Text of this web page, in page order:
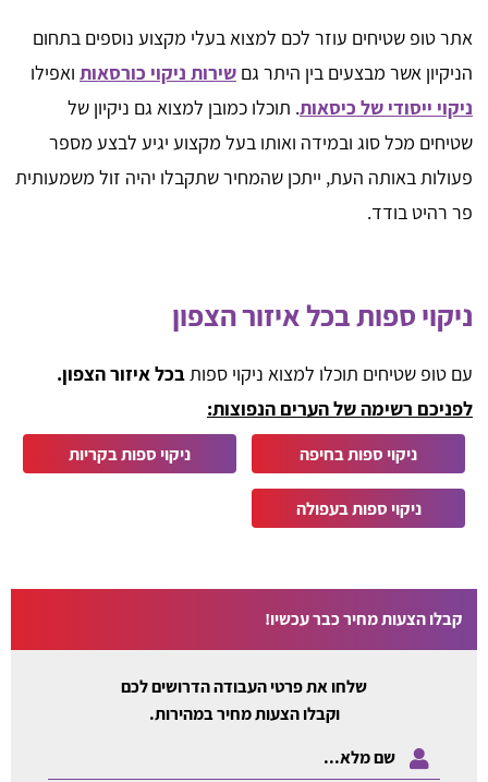
אתר טופ שטיחים עוזר לכם למצוא בעלי מקצוע נוספים בתחום
הניקיון אשר מבצעים בין היתר גם שירות ניקוי כורסאות ואפילו
ניקוי ייסודי של כיסאות. תוכלו כמובן למצוא גם ניקיון של
שטיחים מכל סוג ובמידה ואותו בעל מקצוע יגיע לבצע מספר
פעולות באותה העת, ייתכן שהמחיר שתקבלו יהיה זול משמעותית
פר רהיט בודד.
ניקוי ספות בכל איזור הצפון
עם טופ שטיחים תוכלו למצוא ניקוי ספותבכל איזור הצפון.
לפניכם רשימה של הערים הנפוצות:
ניקוי ספות בחיפה ניקוי ספות בקריות
ניקוי ספות בעפולה
קבלו הצעות מחיר כבר עכשיו!
שלחו את פרטי העבודה הדרושים לכם
וקבלו הצעות מחיר במהירות.